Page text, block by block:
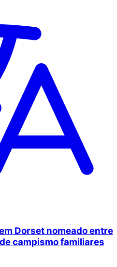
Dorset nomeado entre
campismo familiares